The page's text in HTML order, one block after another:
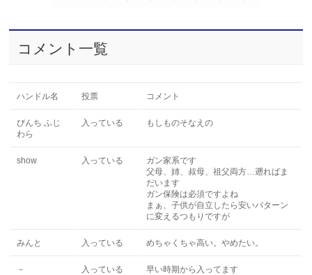
コメント一覧
ハンドル名 投票 コメント
びんち ふじ
わら
入っている もしものそなえの
show 入っている
ガン家系です
父母、姉、叔母、祖父両方…遡ればま
だいます
ガン保険は必須ですよね
まぁ、子供が自立したら安いパターン
に変えるつもりですが
みんと 入っている めちゃくちゃ高い。やめたい。
－ 入っている 早い時期から入ってます